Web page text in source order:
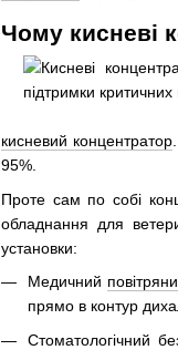
Чому кисневі
кисневий концентратор
95%.
Проте сам по собі
обладнання для
установки:
Медичний
прямо в контур
Стоматологічний